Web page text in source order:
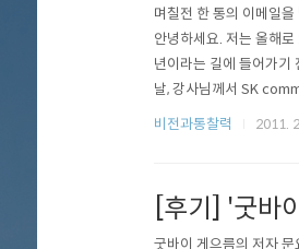
며칠전 한 통의 이메일
안녕하세요. 저는 올해
년이라는 길에 들어가기
날, 강사님께서 SK
습니다. 다만, 좋은 대학
비전과통찰력 2011.
[후기] '굿바
굿바이 게으름의 저자